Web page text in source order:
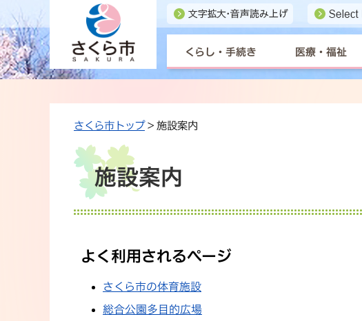
くらし・手続き 医療・福祉
さくら市トップ> 施設案内
施設案内
よく利用されるページ
さくら市の体育施設
総合公園多目的広場